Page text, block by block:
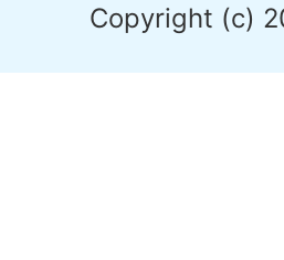
Copyright (c)